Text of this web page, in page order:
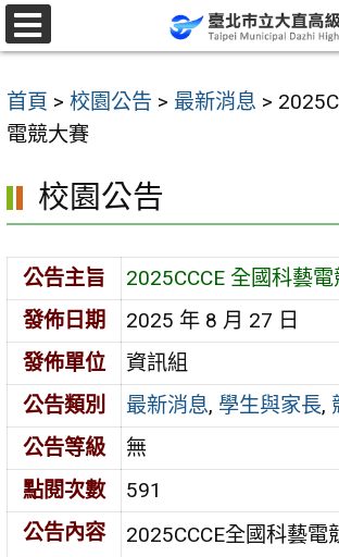
跳
至
要
內
區
首頁 > 校園公告 > 最新消息 >
電競大賽
校園公告
公告主旨
2025CCCE 全國科藝
發佈日期
2025 年 8 月 27 日
發佈單位
資訊組
公告類別
最新消息, 學生與家長,
公告等級
無
點閱次數
591
公告內容
2025CCCE全國科藝電
選
單